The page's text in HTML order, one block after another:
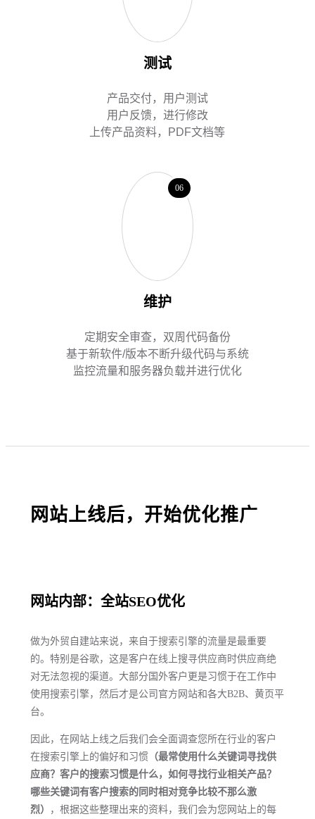
测试
产品交付，用户测试
用户反馈，进行修改
上传产品资料，PDF文档等
06
维护
定期安全审查，双周代码备份
基于新软件/版本不断升级代码与系统
监控流量和服务器负载并进行优化
网站上线后，开始优化推广
网站内部：全站SEO优化
做为外贸自建站来说，来自于搜索引擎的流量是最重要
的。特别是谷歌，这是客户在线上搜寻供应商时供应商绝
对无法忽视的渠道。大部分国外客户更是习惯于在工作中
使用搜索引擎，然后才是公司官方网站和各大B2B、黄页平
台。
因此，在网站上线之后我们会全面调查您所在行业的客户
在搜索引擎上的偏好和习惯 （最常使用什么关键词寻找供
应商？客户的搜索习惯是什么，如何寻找行业相关产品？
哪些关键词有客户搜索的同时相对竞争比较不那么激
烈）
，根据这些整理出来的资料，我们会为您网站上的每